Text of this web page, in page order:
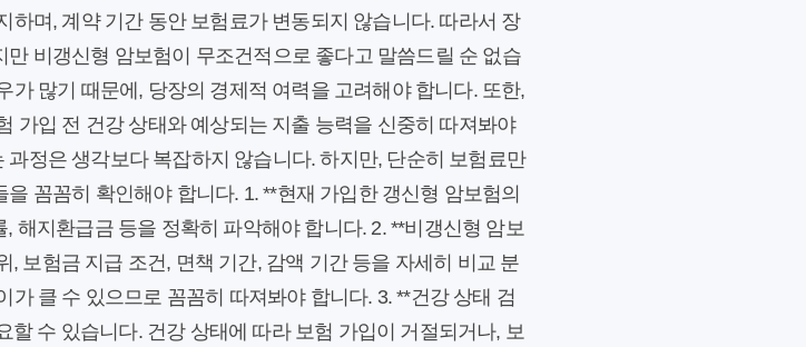
며, 계약 기간 동안 보험료가 변동되지 않습니다. 따라서 장
비갱신형 암보험이 무조건적으로 좋다고 말씀드릴 순 없습
많기 때문에, 당장의 경제적 여력을 고려해야 합니다. 또한,
가입 전 건강 상태와 예상되는 지출 능력을 신중히 따져봐야
정은 생각보다 복잡하지 않습니다. 하지만, 단순히 보험료만
꼼꼼히 확인해야 합니다. 1. **현재 가입한 갱신형 암보험의
해지환급금 등을 정확히 파악해야 합니다. 2. **비갱신형 암보
보험금 지급 조건, 면책 기간, 감액 기간 등을 자세히 비교 분
클 수 있으므로 꼼꼼히 따져봐야 합니다. 3. **건강 상태 검
수 있습니다. 건강 상태에 따라 보험 가입이 거절되거나, 보